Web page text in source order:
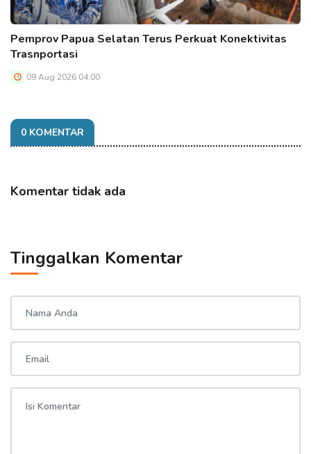
Pemprov Papua Selatan Terus Perkuat Konektivitas
Trasnportasi
09 Aug 2026 04:00
0 KOMENTAR
Komentar tidak ada
Tinggalkan Komentar